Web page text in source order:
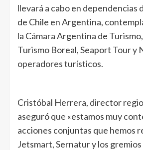
llevará a cabo en dependencias
de Chile en Argentina,
la Cámara Argentina de
Turismo Boreal, Seaport Tour y
operadores turísticos.
Cristóbal Herrera, director
aseguró que «estamos muy
acciones conjuntas que hemos
Jetsmart, Sernatur y los